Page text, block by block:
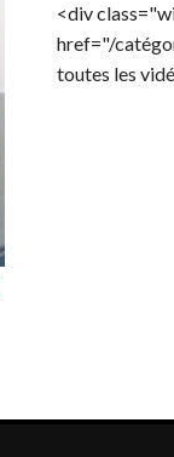
<div
href="/
toutes les